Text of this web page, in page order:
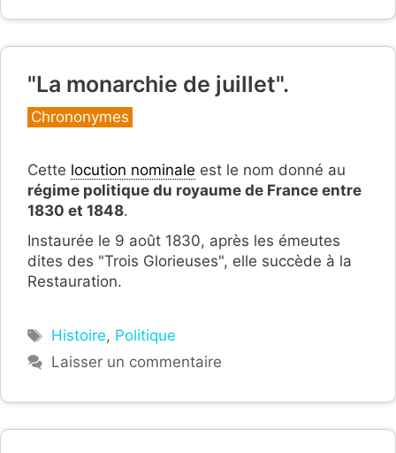
"La monarchie de juillet".
Catégories
Chrononymes
Cette locution nominale est le nom donné au
régime politique du royaume de France entre
1830 et 1848.
Instaurée le 9 août 1830, après les émeutes
dites des "Trois Glorieuses", elle succède à la
Restauration.
Étiquettes
Histoire, Politique
Laisser un commentaire